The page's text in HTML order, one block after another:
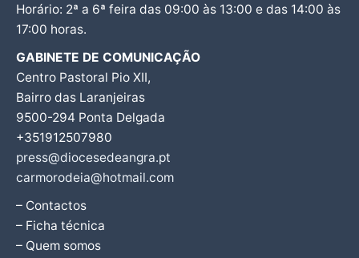
Horário: 2ª a 6ª feira das 09:00 às 13:00 e das 14:00 às
17:00 horas.
GABINETE DE COMUNICAÇÃO
Centro Pastoral Pio XII,
Bairro das Laranjeiras
9500-294 Ponta Delgada
+351912507980
press@diocesedeangra.pt
carmorodeia@hotmail.com
– Contactos
– Ficha técnica
– Quem somos